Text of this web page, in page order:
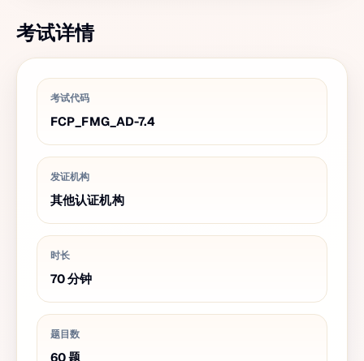
考试详情
考试代码
FCP_FMG_AD-7.4
发证机构
其他认证机构
时长
70分钟
题目数
60题